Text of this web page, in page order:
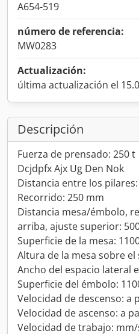
A654-519
número de referencia:
MW0283
Actualización:
última actualización el
Descripción
Fuerza de prensado: 250 t
Dcjdpfx Ajx Ug Den Nok
Distancia entre los
Recorrido: 250 mm
Distancia mesa/émbolo,
arriba, ajuste superior:
Superficie de la mesa:
Altura de la mesa sobre el
Ancho del espacio lateral
Superficie del émbolo:
Velocidad de descenso: a
Velocidad de ascenso: a
Velocidad de trabajo: